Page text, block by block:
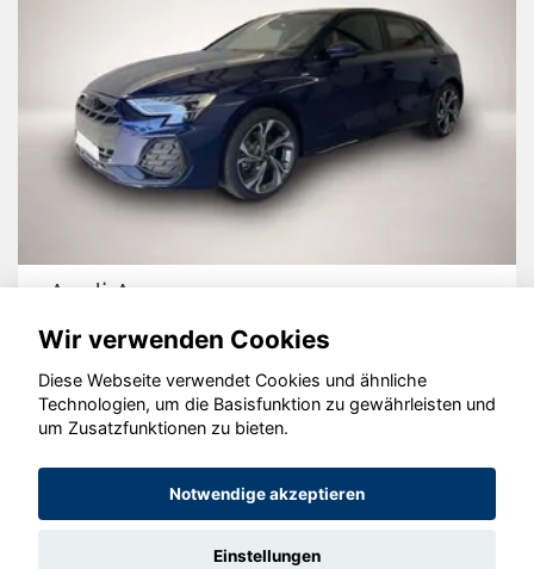
Audi A3
© konjunkturmotor.de GmbH 2020 - 2026
Wir verwenden Cookies
Diese Webseite verwendet Cookies und ähnliche
Technologien, um die Basisfunktion zu gewährleisten und
um Zusatzfunktionen zu bieten.
Notwendige akzeptieren
Einstellungen